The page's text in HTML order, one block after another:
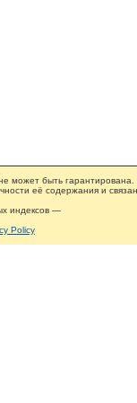
может быть гарантирована.
её содержания и
индексов —
Policy